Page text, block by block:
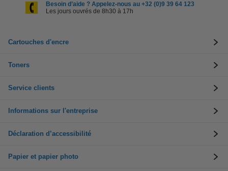
Besoin d’aide ? Appelez-nous au +32 (0)9 39 64 123
Les jours ouvrés de 8h30 à 17h
Cartouches d'encre
Toners
Service clients
Informations sur l'entreprise
Déclaration d’accessibilité
Papier et papier photo